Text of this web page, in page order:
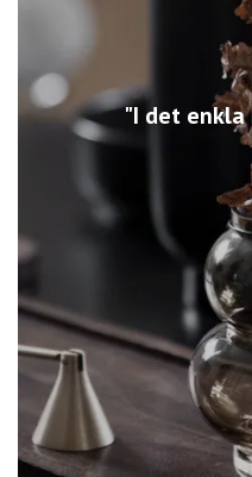
"I det enkla